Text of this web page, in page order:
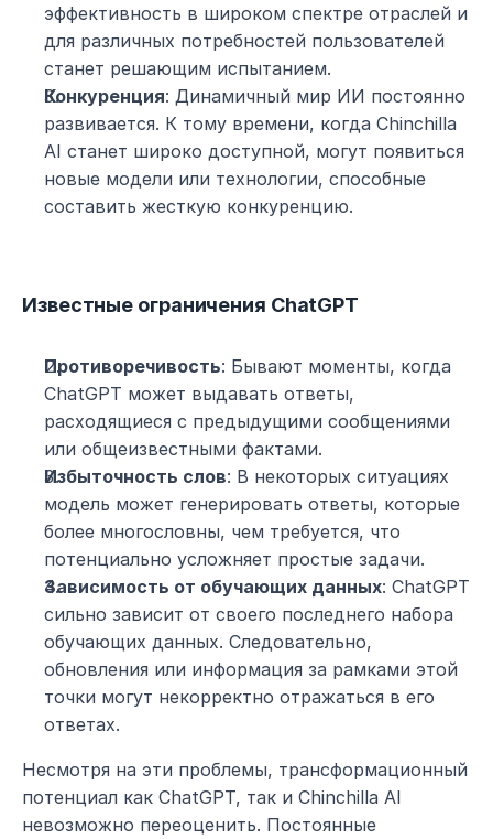
эффективность в широком спектре отраслей и
для различных потребностей пользователей
станет решающим испытанием.
Конкуренция: Динамичный мир ИИ постоянно
развивается. К тому времени, когда Chinchilla
AI станет широко доступной, могут появиться
новые модели или технологии, способные
составить жесткую конкуренцию.
Известные ограничения ChatGPT
Противоречивость: Бывают моменты, когда
ChatGPT может выдавать ответы,
расходящиеся с предыдущими сообщениями
или общеизвестными фактами.
Избыточность слов: В некоторых ситуациях
модель может генерировать ответы, которые
более многословны, чем требуется, что
потенциально усложняет простые задачи.
Зависимость от обучающих данных: ChatGPT
сильно зависит от своего последнего набора
обучающих данных. Следовательно,
обновления или информация за рамками этой
точки могут некорректно отражаться в его
ответах.
Несмотря на эти проблемы, трансформационный
потенциал как ChatGPT, так и Chinchilla AI
невозможно переоценить. Постоянные